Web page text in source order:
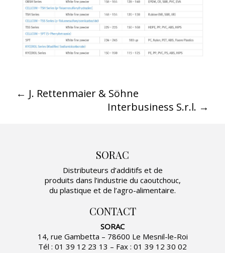
← J. Rettenmaier & Söhne
Interbusiness S.r.l. →
SORAC
Distributeurs d’additifs et de
produits dans l’industrie du caoutchouc,
du plastique et de l’agro-alimentaire.
CONTACT
SORAC
14, rue Gambetta – 78600 Le Mesnil-le-Roi
Tél : 01 39 12 23 13 – Fax : 01 39 12 30 02